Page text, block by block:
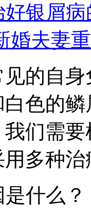
银屑
婚夫妻
的自
色的
们需
多种
什么？